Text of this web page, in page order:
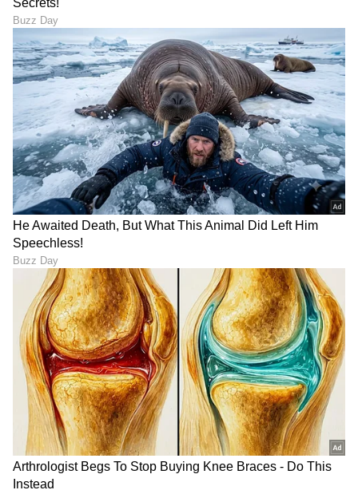
ಅಪ್ಲಿಕೇಶನ್ ನಿಮಗೆ ಬೇಕಾದರೆ, ಈ ಅಪ್ಲಿಕೇಶನ್ ಉತ್ತಮ
ಆಯ್ಕೆಯಾಗಿದೆ.
LATEST VIDEOS
ಕರ್ನಾಟಕ, ಭಾರತ (India News) ಮತ್ತು ಜಗತ್ತಿನ
ಕ್ಷಣಕ್ಷಣದ ಕನ್ನಡ ಸುದ್ದಿ (Kannada News)
ಅಪ್ಡೇಟ್‌ಗಳಿಗಾಗಿ ಏಷ್ಯಾನೆಟ್ ಸುವರ್ಣ ನ್ಯೂಸ್‌ ಫಾಲೋ
ಮಾಡಿ. ಬ್ರೇಕಿಂಗ್ ಸುದ್ದಿ (Latest Kannada News),
ವಿಶೇಷ ವರದಿಗಳು ಮತ್ತು ನೇರ ಪ್ರಸಾರಗಳೊಂದಿಗೆ
kannada news live) ಸಂಪೂರ್ಣ ಮಾಹಿತಿ ಒಂದೇ
ಕ್ಲಿಕ್‌ನಲ್ಲಿ ಲಭ್ಯ. ಏಷ್ಯಾನೆಟ್ ಸುವರ್ಣ ನ್ಯೂಸ್ ಅಧಿಕೃತ
ಆ್ಯಪ್ ಡೌನ್‌ಲೋಡ್ ಮಾಡಿ ಹಾಗು ಎಲ್ಲಾ ಅಪ್‌ಡೇಟ್
ಗಳನ್ನು ಪಡೆಯಿರಿ